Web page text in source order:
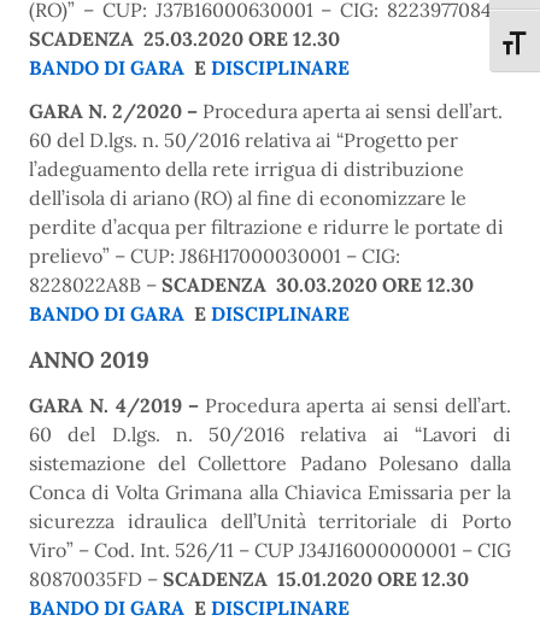
(RO)” – CUP: J37B16000630001 – CIG: 8223977084 –
SCADENZA 25.03.2020 ORE 12.30
BANDO DI GARA E DISCIPLINARE
GARA N. 2/2020 – Procedura aperta ai sensi dell’art.
60 del D.lgs. n. 50/2016 relativa ai “Progetto per
l’adeguamento della rete irrigua di distribuzione
dell’isola di ariano (RO) al fine di economizzare le
perdite d’acqua per filtrazione e ridurre le portate di
prelievo” – CUP: J86H17000030001 – CIG:
8228022A8B – SCADENZA 30.03.2020 ORE 12.30
BANDO DI GARA E DISCIPLINARE
ANNO 2019
GARA N. 4/2019 – Procedura aperta ai sensi dell’art.
60 del D.lgs. n. 50/2016 relativa ai “Lavori di
sistemazione del Collettore Padano Polesano dalla
Conca di Volta Grimana alla Chiavica Emissaria per la
sicurezza idraulica dell’Unità territoriale di Porto
Viro” – Cod. Int. 526/11 – CUP J34J16000000001 – CIG
80870035FD – SCADENZA 15.01.2020 ORE 12.30
BANDO DI GARA E DISCIPLINARE